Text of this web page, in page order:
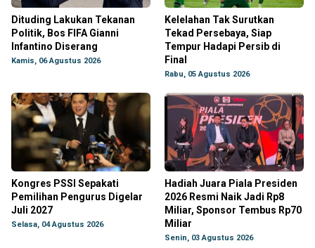
Dituding Lakukan Tekanan
Politik, Bos FIFA Gianni
Infantino Diserang
Kamis, 06 Agustus 2026
Kelelahan Tak Surutkan
Tekad Persebaya, Siap
Tempur Hadapi Persib di
Final
Rabu, 05 Agustus 2026
Kongres PSSI Sepakati
Pemilihan Pengurus Digelar
Juli 2027
Selasa, 04 Agustus 2026
Hadiah Juara Piala Presiden
2026 Resmi Naik Jadi Rp8
Miliar, Sponsor Tembus Rp70
Miliar
Senin, 03 Agustus 2026